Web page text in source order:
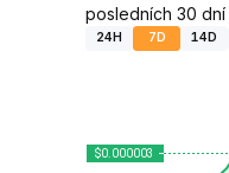
posledních 30
24H 7D 14D